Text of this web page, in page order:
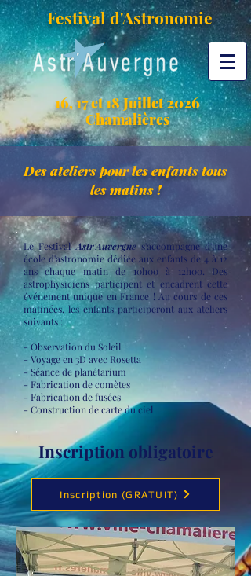
Festival d'Astronomie
16, 17 et 18 Juillet 2026
Chamalières
Des ateliers pour les enfants tous
les matins !
Le FestivalAstr'Auvergnes'accompagne d'une
école d'astronomie dédiée aux enfants de 4 à 12
ans chaque matin de 10h00 à 12h00. Des
astrophysiciens participent et encadrent cette
événement unique en France ! Au cours de ces
matinées, les enfants participeront aux ateliers
suivants :
- Observation du Soleil
- Voyage en 3D avec Rosetta
- Séance de planétarium
- Fabrication de comètes
- Fabrication de fusées
- Construction de carte du ciel
Inscription obligatoire
Inscription (GRATUIT)